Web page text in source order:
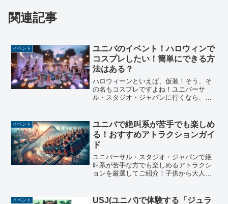
関連記事
イベント
ユニバのイベント！ハロウィンで
コスプレしたい！簡単にできる方
法はある？
ハロウィーンといえば、仮装！そう、そ
の名もコスプレですよね！ユニバーサ
ル・スタジオ・ジャパンに行くなら、ま
をご紹介します。ユニバのハロウィンで
コスプレを簡単にできる方法...
イベント
ユニバで絶叫系が苦手でも楽しめ
る！おすすめアトラクションガイ
ド
ユニバーサル・スタジオ・ジャパンで絶
叫系が苦手な方でも楽しめるアトラクシ
ョンを厳選してご紹介！子供から大人ま
説。是非、参考にしてください♪
イベント
USJ(ユニバ)で体験する「ジュラ